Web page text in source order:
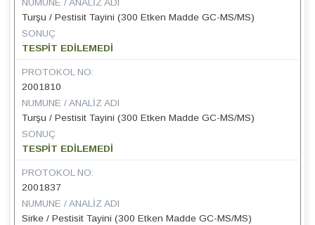
NUMUNE / ANALIZ ADI
Turşu / Pestisit Tayini (300 Etken Madde GC-MS/MS)
SONUÇ
TESPİT EDİLEMEDİ
PROTOKOL NO:
2001810
NUMUNE / ANALIZ ADI
Turşu / Pestisit Tayini (300 Etken Madde GC-MS/MS)
SONUÇ
TESPİT EDİLEMEDİ
PROTOKOL NO:
2001837
NUMUNE / ANALIZ ADI
Sirke / Pestisit Tayini (300 Etken Madde GC-MS/MS)